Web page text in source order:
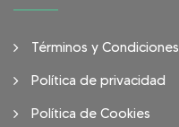
Términos y Condiciones
Política de privacidad
Política de Cookies